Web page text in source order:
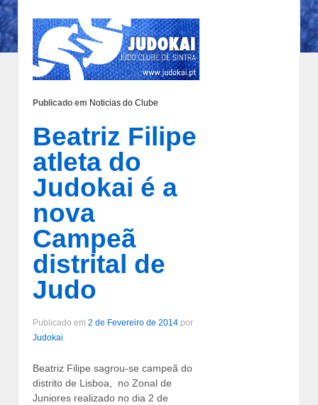
Publicado em Noticias do Clube
Beatriz Filipe
atleta do
Judokai é a
nova
Campeã
distrital de
Judo
Publicado em 2 de Fevereiro de 2014 por
Judokai
Beatriz Filipe sagrou-se campeã do
distrito de Lisboa, no Zonal de
Juniores realizado no dia 2 de